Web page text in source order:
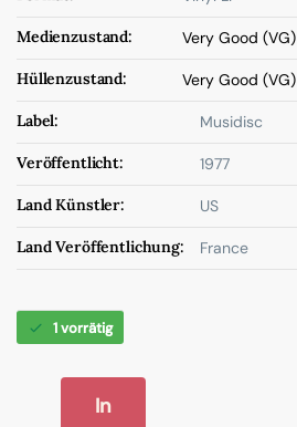
Medienzustand: Very Good (VG)
Hüllenzustand: Very Good (VG)
Label: Musidisc
Veröffentlicht: 1977
Land Künstler: US
Land Veröffentlichung: France
1 vorrätig
In